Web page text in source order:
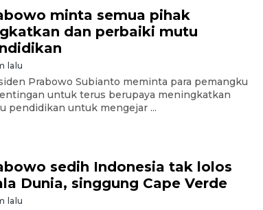
minta semua pihak
dan perbaiki mutu
lalu
Prabowo Subianto meminta para pemangku
untuk terus berupaya meningkatkan
pendidikan untuk mengejar ...
sedih Indonesia tak lolos
Dunia, singgung Cape Verde
lalu